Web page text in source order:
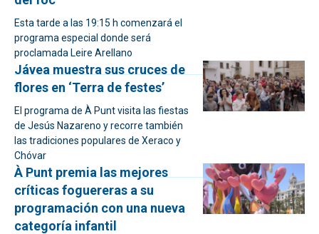
Esta tarde a las 19:15 h comenzará el
programa especial donde será
proclamada Leire Arellano
Jávea muestra sus cruces de
flores en ‘Terra de festes’
El programa de À Punt visita las fiestas
de Jesús Nazareno y recorre también
las tradiciones populares de Xeraco y
Chóvar
À Punt premia las mejores
críticas foguereras a su
programación con una nueva
categoría infantil